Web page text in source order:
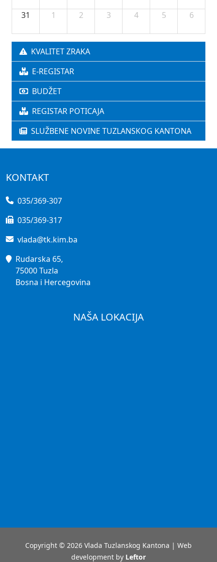
31 1 2 3 4 5 6
KVALITET ZRAKA
E-REGISTAR
BUDŽET
REGISTAR POTICAJA
SLUŽBENE NOVINE TUZLANSKOG KANTONA
KONTAKT
035/369-307
035/369-317
vlada@tk.kim.ba
Rudarska 65,
75000 Tuzla
Bosna i Hercegovina
NAŠA LOKACIJA
Copyright © 2026 Vlada Tuzlanskog Kantona | Web
development by Leftor